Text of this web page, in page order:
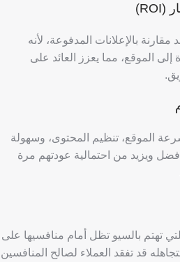
مقارنة بالإعلانات المدفوعة، لأنه
الموقع، مما يعزز العائد على
الموقع، تنظيم المحتوى، وسهولة
أفضل ويزيد من احتمالية عودتهم مرة
تهتم بالسيو تظل أمام منافسيها على
قد تفقد العملاء لصالح المنافسين